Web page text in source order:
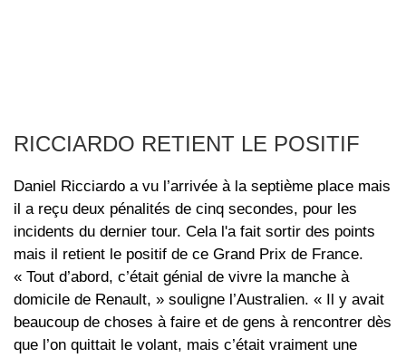
RICCIARDO RETIENT LE POSITIF
Daniel Ricciardo a vu l’arrivée à la septième place mais
il a reçu deux pénalités de cinq secondes, pour les
incidents du dernier tour. Cela l'a fait sortir des points
mais il retient le positif de ce Grand Prix de France.
« Tout d’abord, c’était génial de vivre la manche à
domicile de Renault, » souligne l’Australien. « Il y avait
beaucoup de choses à faire et de gens à rencontrer dès
que l’on quittait le volant, mais c’était vraiment une